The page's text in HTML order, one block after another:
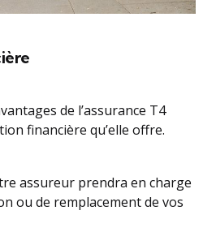
de l’assurance T4
financière qu’elle offre.
assureur prendra en charge
ou de remplacement de vos